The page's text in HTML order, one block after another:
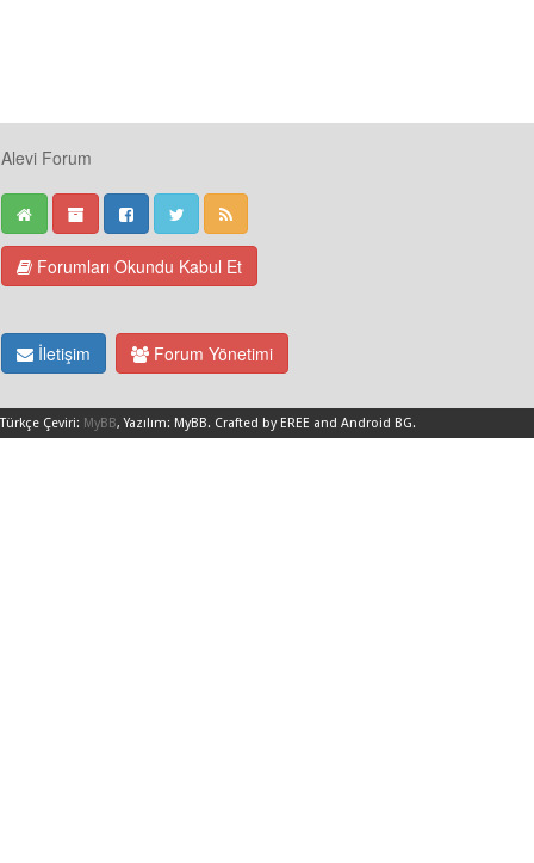
Alevi Forum
Forumları Okundu Kabul Et
İletişim Forum Yönetimi
Türkçe Çeviri: MyBB, Yazılım: MyBB. Crafted by EREE and Android BG.